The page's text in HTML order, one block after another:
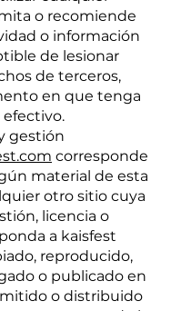
o recomiende
o información
de lesionar
de terceros,
en que tenga
gestión
corresponde
material de esta
otro sitio cuya
licencia o
a kaisfest
reproducido,
o publicado en
o distribuido